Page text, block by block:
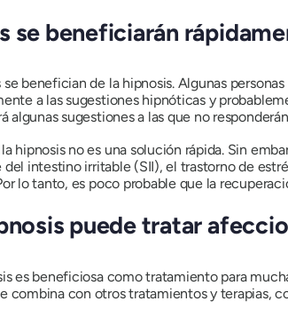
se beneficiarán
se benefician de la hipnosis. Algunas
a las sugestiones hipnóticas y
algunas sugestiones a las que no
hipnosis no es una solución rápida. Sin
del intestino irritable (SII), el trastorno de
lo tanto, es poco probable que la
puede tratar
es beneficiosa como tratamiento para
combina con otros tratamientos y terapias,